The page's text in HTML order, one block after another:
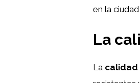
en la
La
La calidad